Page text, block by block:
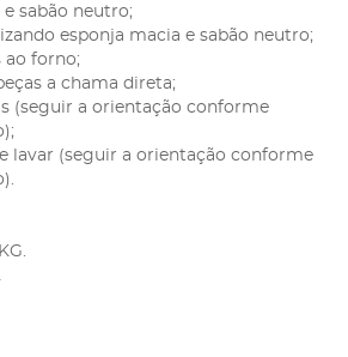
sabão neutro;
esponja macia e sabão neutro;
ao forno;
a chama direta;
(seguir a orientação conforme
lavar (seguir a orientação conforme